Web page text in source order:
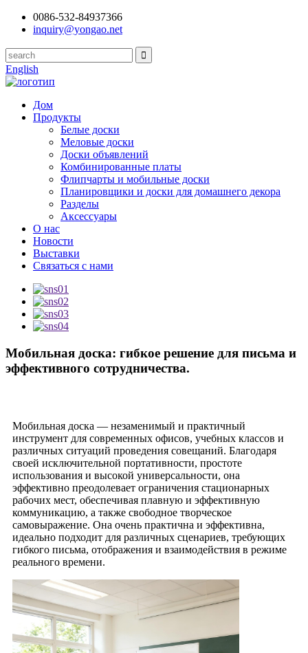
0086-532-84937366
inquiry@yongao.net
English
Дом
Продукты
Белые доски
Меловые доски
Доски объявлений
Комбинированные платы
Флипчарты и мобильные доски
Планировщики и доски для домашнего декора
Разделы
Аксессуары
О нас
Новости
Выставки
Связаться с нами
Мобильная доска: гибкое решение для письма и
эффективного сотрудничества.
Мобильная доска — незаменимый и практичный
инструмент для современных офисов, учебных классов и
различных ситуаций проведения совещаний. Благодаря
своей исключительной портативности, простоте
использования и высокой универсальности, она
эффективно преодолевает ограничения стационарных
рабочих мест, обеспечивая плавную и эффективную
коммуникацию, а также свободное творческое
самовыражение. Она очень практична и эффективна,
идеально подходит для различных сценариев, требующих
гибкого письма, отображения и взаимодействия в режиме
реального времени.